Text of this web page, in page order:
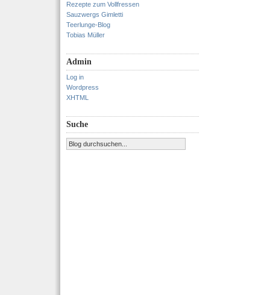
Rezepte zum Vollfressen
Sauzwergs Gimletti
Teerlunge-Blog
Tobias Müller
Admin
Log in
Wordpress
XHTML
Suche